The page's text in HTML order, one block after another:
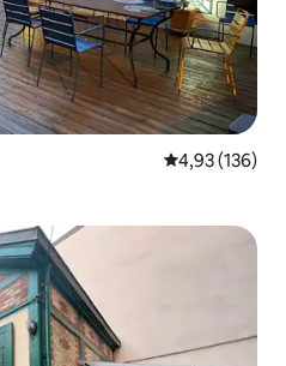
4,93 de uma
4,93 (136)